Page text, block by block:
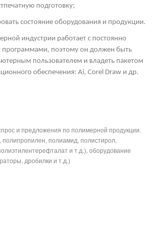
подготовку;
состояние оборудования и продукции.
индустрии работает с постоянно
поэтому он должен быть
пользователем и владеть пакетом
обеспечения: Ai, Corel Draw и др.
и предложения по полимерной продукции.
полиамид, полистирол,
и т.д.), оборудование
дробилки и т.д.)